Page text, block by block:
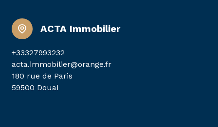
ACTA Immobilier
+33327993232
acta.immobilier@orange.fr
180 rue de Paris
59500 Douai